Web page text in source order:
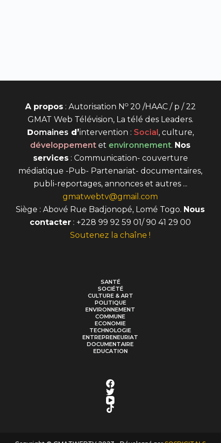
A propos: Autorisation N o20 /HAAC / p / 22
GMAT Web Télévision, La télé des Leaders.
Domaines d’intervention : Social , culture,
développement et environnement. Nos
services: Communication- couverture
médiatique -Pub- Partenariat- documentaires,
publi-reportages, annonces et autres ...
gmatwebtv@gmail.com
Siège : Abové Rue Badjonopé, Lomé Togo. Nous
contacter : +228 99 92 59 01/ 90 41 29 00
Soutenez la chaîne !
SANTÉ
SOCIÉTÉ
CULTURE & ART
POLITIQUE
ENVIRONNEMENT
COMMUNE
ECONOMIE
TECHNOLOGIE
ENTREPRENEURIAT
DOCUMENTAIRE
EDUCATION